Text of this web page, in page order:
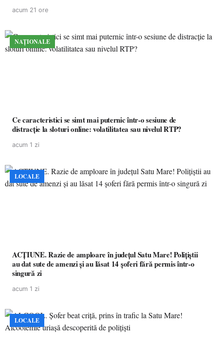
acum 21 ore
NAȚIONALE
Ce caracteristici se simt mai puternic într-o sesiune de
distracție la sloturi online: volatilitatea sau nivelul RTP?
acum 1 zi
LOCALE
ACȚIUNE. Razie de amploare în județul Satu Mare! Polițiștii
au dat sute de amenzi și au lăsat 14 șoferi fără permis într-o
singură zi
acum 1 zi
LOCALE